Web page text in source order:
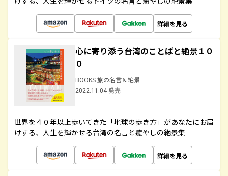
詳細を見る
心に寄り添う台湾のことばと絶景１０
０
BOOKS 旅の名言＆絶景
2022.11.04 発売
世界を４０年以上歩いてきた「地球の歩き方」があなたにお届
けする、人生を輝かせる台湾の名言と癒やしの絶景集
詳細を見る